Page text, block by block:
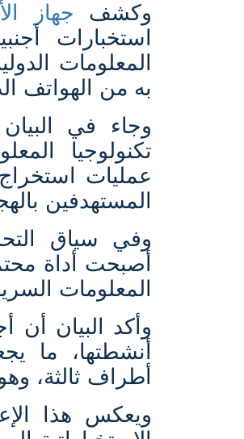
وكشف جهاز
استخبارات
المعلومات
به من الهواتف
وجاء في
تكنولوجيا
عمليات
المستهدفين
وفي سياق
أصبحت أداة
المعلومات
وأكد البيان أن
أنشطتها، ما
أطراف ثالثة،
ويعكس هذا